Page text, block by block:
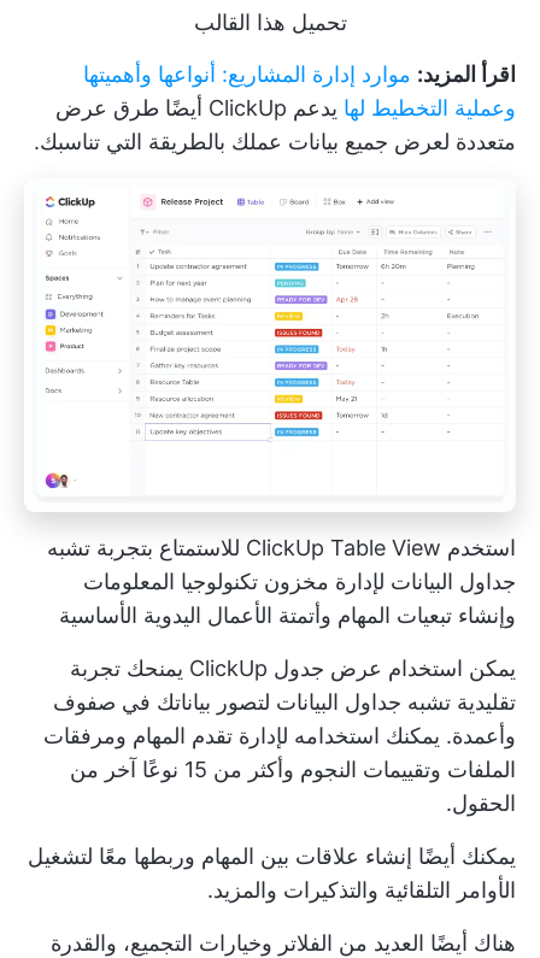
تحميل هذا القالب
اقرأ المزيد: موارد إدارة المشاريع: أنواعها وأهميتها
وعملية التخطيط لها
يدعم ClickUp أيضًا طرق عرض
متعددة لعرض جميع بيانات عملك بالطريقة التي تناسبك.
استخدم ClickUp Table View للاستمتاع بتجربة تشبه
جداول البيانات لإدارة مخزون تكنولوجيا المعلومات
وإنشاء تبعيات المهام وأتمتة الأعمال اليدوية الأساسية
يمكن استخدام عرض جدول ClickUp
يمنحك تجربة
تقليدية تشبه جداول البيانات لتصور بياناتك في صفوف
وأعمدة. يمكنك استخدامه لإدارة تقدم المهام ومرفقات
الملفات وتقييمات النجوم وأكثر من 15 نوعًا آخر من
الحقول.
يمكنك أيضًا إنشاء علاقات بين المهام وربطها معًا لتشغيل
الأوامر التلقائية والتذكيرات والمزيد.
هناك أيضًا العديد من الفلاتر وخيارات التجميع، والقدرة